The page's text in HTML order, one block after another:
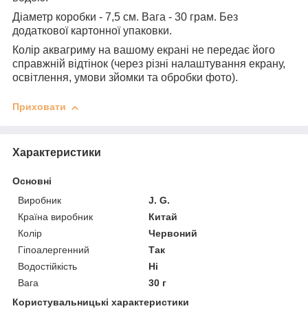
Діаметр коробки - 7,5 см. Вага - 30 грам. Без
додаткової картонної упаковки.
Колір аквагриму на вашому екрані не передає його
справжній відтінок (через різні налаштування екрану,
освітлення, умови зйомки та обробки фото).
Приховати
Характеристики
Основні
Виробник
J. G.
Країна виробник
Китай
Колір
Червоний
Гіпоалергенний
Так
Водостійкість
Ні
Вага
30 г
Користувальницькі характеристики